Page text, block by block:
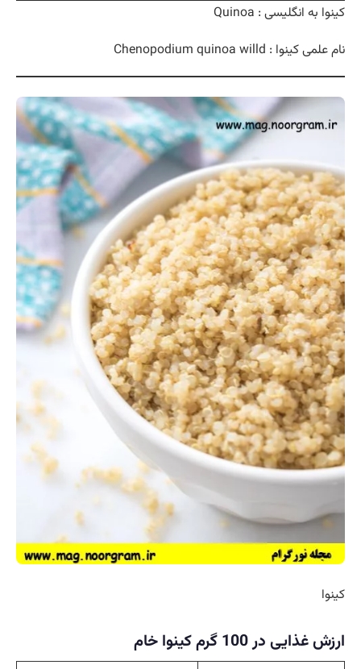
کینوا به انگلیسی : Quinoa
نام علمی کینوا : Chenopodium quinoa willd
کینوا
ارزش غذایی در 100 گرم کینوا خام